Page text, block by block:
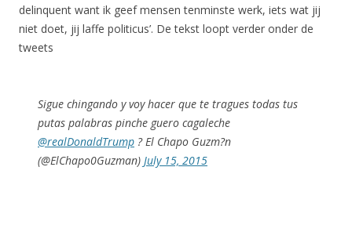
delinquent want ik geef mensen tenminste werk, iets wat jij
niet doet, jij laffe politicus’. De tekst loopt verder onder de
tweets
Sigue chingando y voy hacer que te tragues todas tus
putas palabras pinche guero cagaleche
@realDonaldTrump ? El Chapo Guzm?n
(@ElChapo0Guzman) July 15, 2015